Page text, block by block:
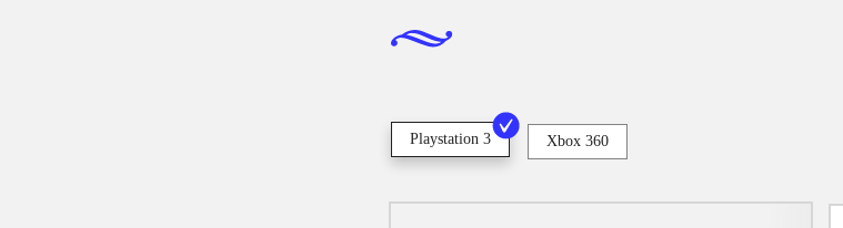
Playstation 3 Xbox 360